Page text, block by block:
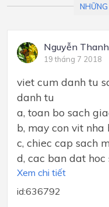
NHỮNG
Nguyễn
19 tháng 7 2018
viet cum danh tu
danh tu
a, toan bo sach
b, may con vit nha
c, chiec cap sach
d, cac ban dat
Xem chi tiết
id:636792